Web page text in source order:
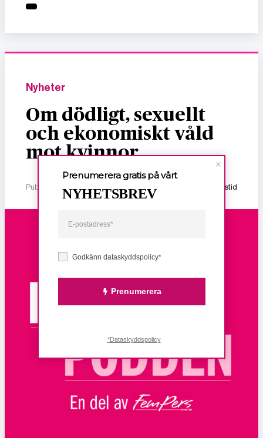
Nyheter
Om dödligt, sexuellt
och ekonomiskt våld
mot kvinnor
Publicerad 2 januari, 2026 1 min lästid
Godkänn dataskyddspolicy*
Prenumerera
Prenumerera gratis på vårt
NYHETSBREV
*Dataskyddspolicy